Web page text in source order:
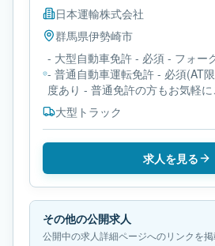
日本運輸株式会社
群馬県伊勢崎市
- 大型自動車免許 - 必須 - フォー
- 普通自動車運転免許 - 必須(AT
度あり - 普通免許の方もお気軽
大型トラック
求人を見る
その他の公開求人
公開中の求人詳細ページへのリンクを掲